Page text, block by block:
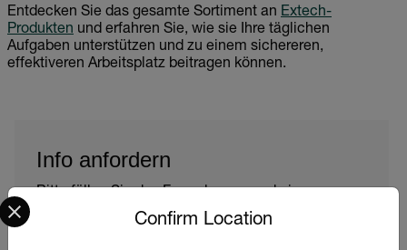
Entdecken Sie das gesamte Sortiment an Extech-
Produkten und erfahren Sie, wie sie Ihre täglichen
Aufgaben unterstützen und zu einem sichereren,
effektiveren Arbeitsplatz beitragen können.
Info anfordern
Produktexperte wird sich in Kürze mit Ihnen in
Verbindung setzen.Confirm Location
Select your preferred country and language from the